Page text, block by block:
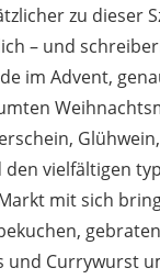
zu dieser
– und
im Advent,
vielfältigen
mit sich
und Currywurst